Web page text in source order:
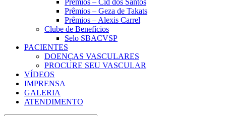
Prêmios – Cid dos Santos
Prêmios – Geza de Takats
Prêmios – Alexis Carrel
Clube de Benefícios
Selo SBACVSP
PACIENTES
DOENÇAS VASCULARES
PROCURE SEU VASCULAR
VÍDEOS
IMPRENSA
GALERIA
ATENDIMENTO